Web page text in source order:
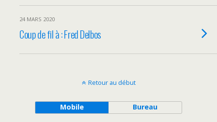
24 MARS 2020
Coup de fil à : Fred Delbos
Retour au début
Mobile Bureau